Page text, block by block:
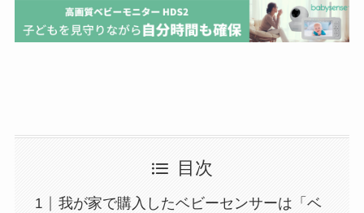
目次
我が家で購入したベビーセンサーは「ベ